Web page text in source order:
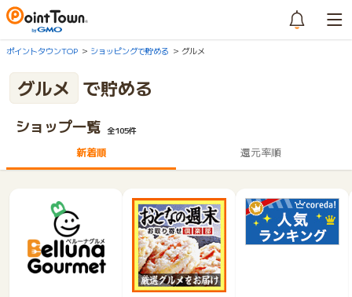
ポイントタウンTOP ショッピングで貯める グルメ
グルメ で貯める
ショップ一覧 全105件
新着順 還元率順